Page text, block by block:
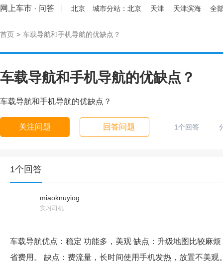
网上车市 · 问答 北京 城市分站： 北京 天津 天津滨海 全
首页 > 车载导航和手机导航的优缺点？
车载导航和手机导航的优缺点？
车载导航和手机导航的优缺点？
关注问题 回答问题 1个回答
1个回答
miaoknuyiog
实习司机
车载导航优点：稳定 功能多，美观 缺点：升级地图比较麻
省费用。 缺点：费流量，长时间使用手机发热，放置不美